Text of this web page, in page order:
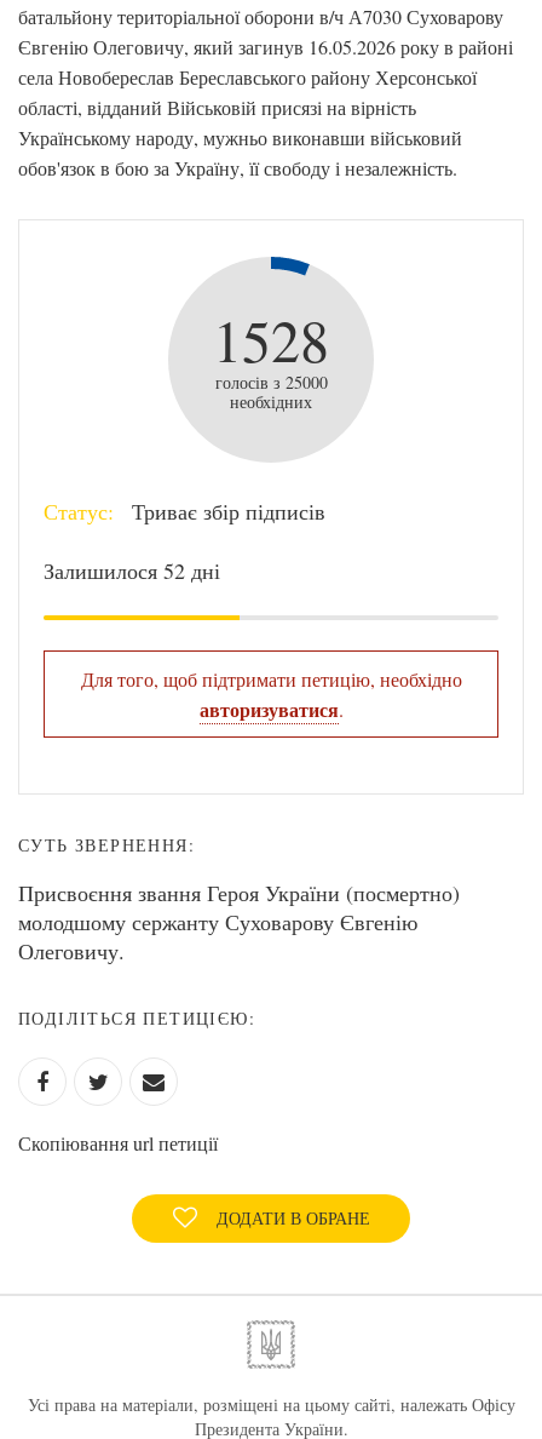
батальйону територіальної оборони в/ч А7030 Суховарову
Євгенію Олеговичу, який загинув 16.05.2026 року в районі
села Новобереслав Береславського району Херсонської
області, відданий Військовій присязі на вірність
Українському народу, мужньо виконавши військовий
обов'язок в бою за Україну, її свободу і незалежність.
1528
голосів з 25000
необхідних
Статус: Триває збір підписів
Залишилося 52 дні
Для того, щоб підтримати петицію, необхідно
авторизуватися.
СУТЬ ЗВЕРНЕННЯ:
Присвоєння звання Героя України (посмертно)
молодшому сержанту Суховарову Євгенію
Олеговичу.
ПОДІЛІТЬСЯ ПЕТИЦІЄЮ:
Скопіювання url петиції
ДОДАТИ В ОБРАНЕ
Усі права на матеріали, розміщені на цьому сайті, належать Офісу
Президента України.